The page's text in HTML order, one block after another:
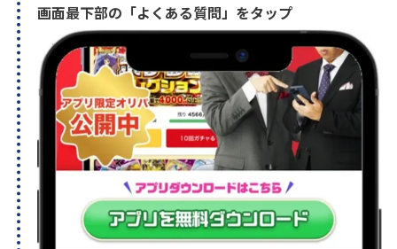
画面最下部の「よくある質問」をタップ